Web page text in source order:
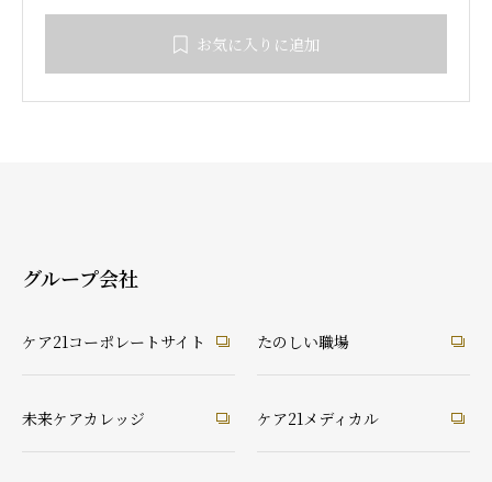
お気に入りに追加
グループ会社
ケア21コーポレートサイト たのしい職場
未来ケアカレッジ ケア21メディカル